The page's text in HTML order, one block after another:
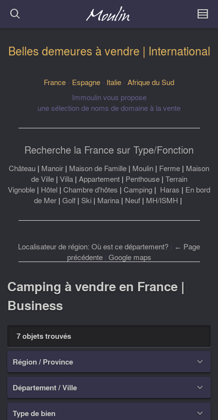
Belles demeures à vendre | International
France - Espagne - Italie - Afrique du Sud
Immoulin vous propose
une sélection de noms de domaine à la vente
Recherche la France sur Type/Fonction
Château | Manoir | Maison de Famille | Moulin | Ferme | Maison
de Ville| Villa| Appartement| Penthouse| Terrain
Vignoble | Hôtel | Chambre d'hôtes | Camping | Haras | En bord
de Mer | Golf | Ski | Marina | Neuf | MH/ISMH |
Localisateur de région: Où est ce département?
← Page
précédente| Google maps
Camping à vendre en France |
Business
7 objets trouvés
Région / Province 
Département / Ville 
Type de bien 